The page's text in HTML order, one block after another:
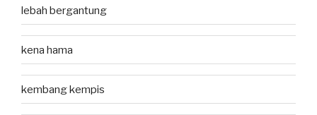
lebah bergantung
kena hama
kembang kempis